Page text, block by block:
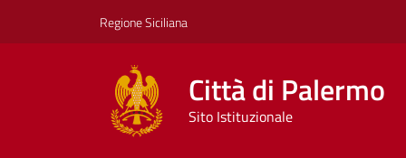
Regione Siciliana
Città di Palermo
Sito Istituzionale